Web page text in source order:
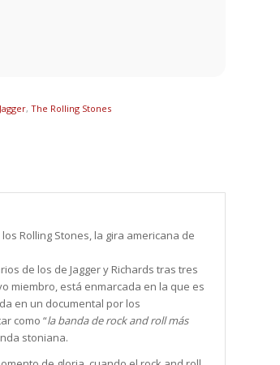
,The Rolling Stones
Rolling Stones, la gira americana de
de los de Jagger y Richards tras tres
miembro, está enmarcada en la que es
en un documental por los
como “la banda de rock and roll más
stoniana.